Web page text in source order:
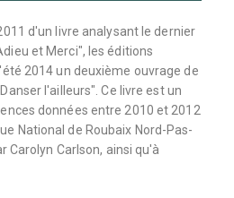
d'un livre analysant le dernier
et Merci", les éditions
2014 un deuxième ouvrage de
l'ailleurs". Ce livre est un
données entre 2010 et 2012
National de Roubaix Nord-Pas-
Carolyn Carlson, ainsi qu'à